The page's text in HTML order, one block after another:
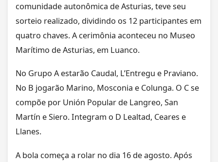
comunidade autonômica de Asturias, teve seu
sorteio realizado, dividindo os 12 participantes em
quatro chaves. A cerimônia aconteceu no Museo
Marítimo de Asturias, em Luanco.
No Grupo A estarão Caudal, L’Entregu e Praviano.
No B jogarão Marino, Mosconia e Colunga. O C se
compõe por Unión Popular de Langreo, San
Martín e Siero. Integram o D Lealtad, Ceares e
Llanes.
A bola começa a rolar no dia 16 de agosto. Após